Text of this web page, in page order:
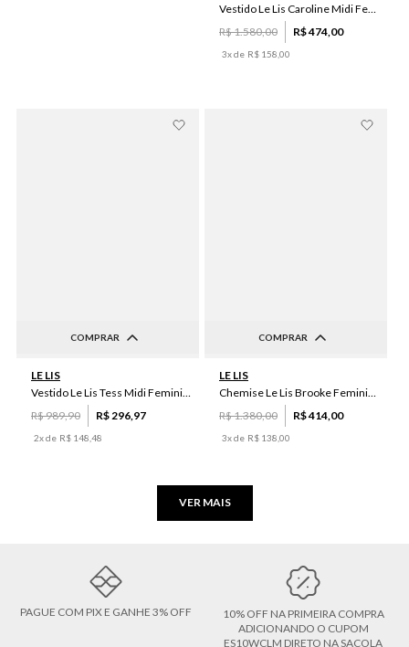
Vestido Le Lis Caroline Midi Feminino
R$1.580,00 R$474 00
3x de R$ 158 00
COMPRAR
LE LIS
Vestido Le Lis Tess Midi Feminino
R$989,90 R$296,97
2x de R$ 148 48
COMPRAR
LE LIS
Chemise Le Lis Brooke Feminino
R$1.380,00 R$414,00
3x de R$ 138 00
VER MAIS
PAGUE COM PIX E GANHE 3% OFF
10% OFF NA PRIMEIRA COMPRA
ADICIONANDO O CUPOM
ES10WCLM DIRETO NA SACOLA